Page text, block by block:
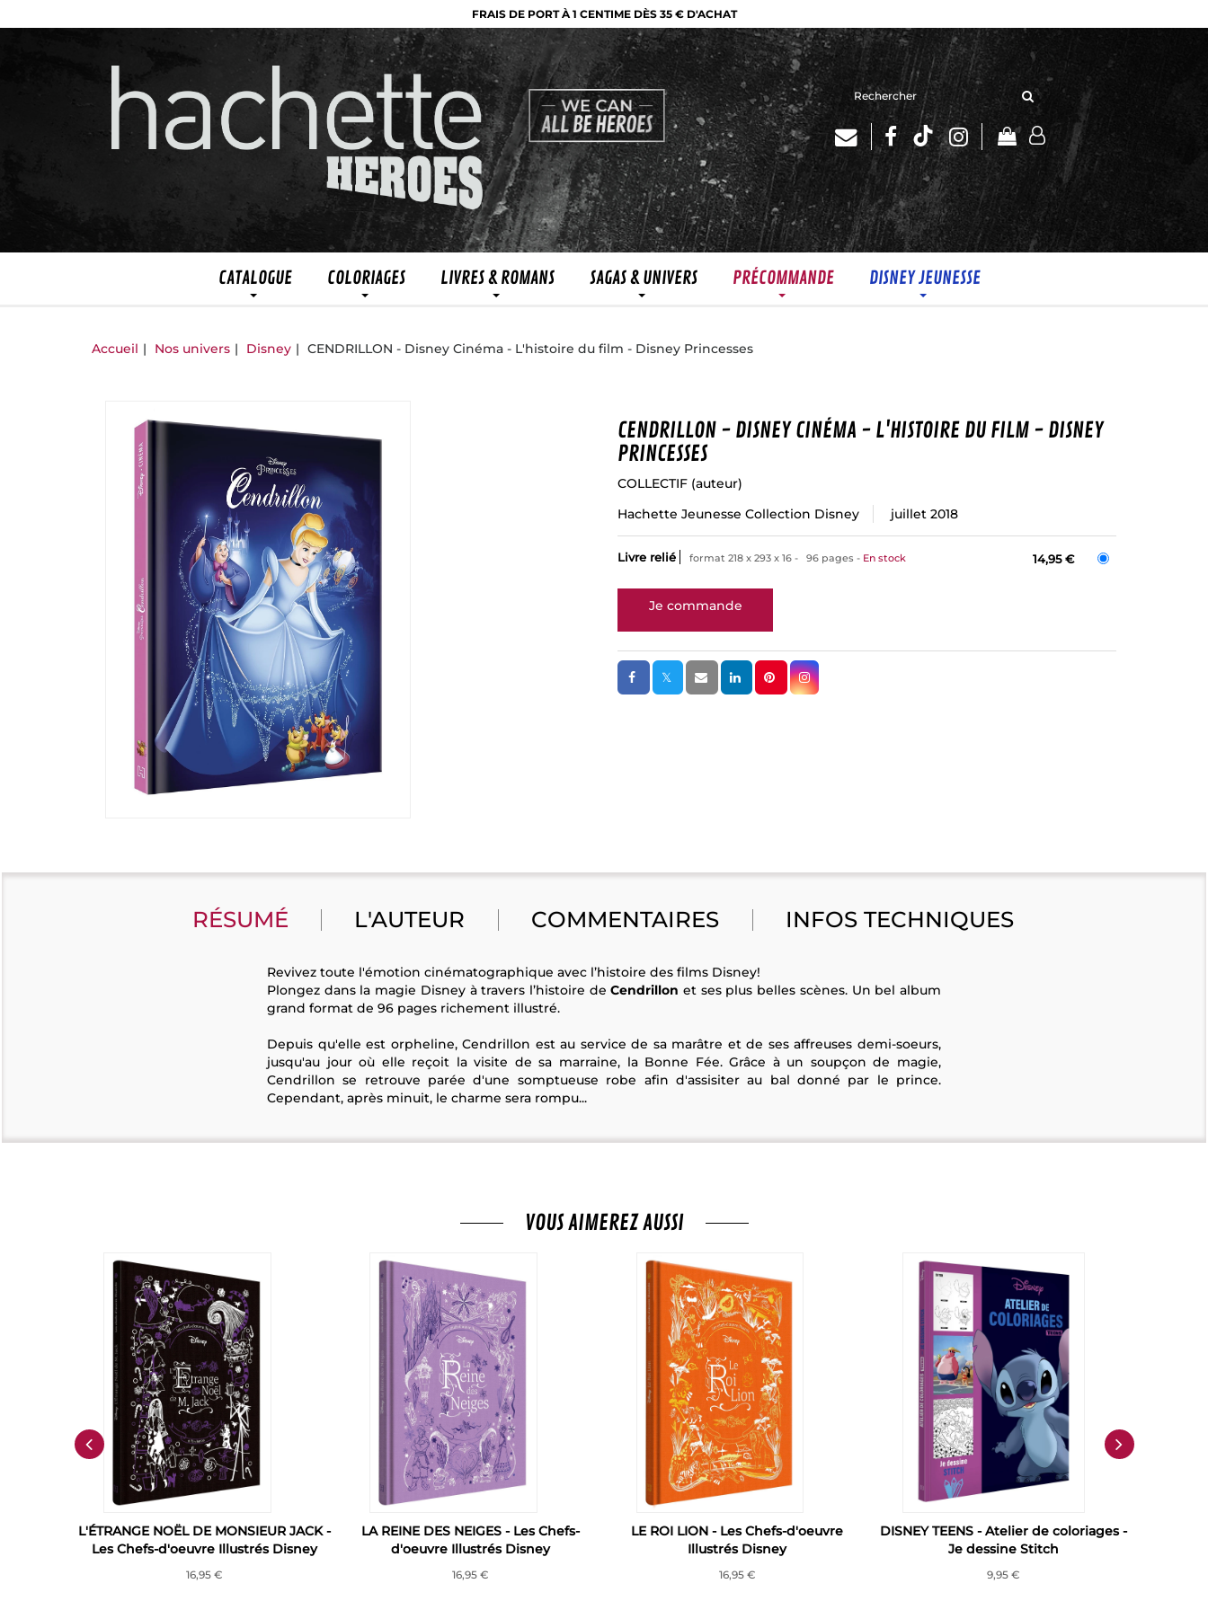
FRAIS DE PORT À 1 CENTIME DÈS 35 € D'ACHAT
Rechercher
site
CATALOGUE COLORIAGES LIVRES & ROMANS SAGAS & UNIVERS PRÉCOMMANDE DISNEY JEUNESSE
Accueil Nos univers Disney CENDRILLON - Disney Cinéma - L'histoire du film - Disney Princesses
CENDRILLON - DISNEY CINÉMA - L'HISTOIRE DU FILM - DISNEY
PRINCESSES
COLLECTIF (auteur)
Hachette Jeunesse Collection Disney
juillet 2018
Livre relié format 218 x 293 x 16 96 pages En stock 14,95 €
RÉSUMÉ L'AUTEUR COMMENTAIRES INFOS TECHNIQUES
Revivez toute l'émotion cinématographique avec l’histoire des films Disney!
Plongez dans la magie Disney à travers l’histoire deCendrillon et ses plus belles scènes. Un bel album
grand format de 96 pages richement illustré.
Depuis qu'elle est orpheline, Cendrillon est au service de sa marâtre et de ses affreuses demi-soeurs,
jusqu'au jour où elle reçoit la visite de sa marraine, la Bonne Fée. Grâce à un soupçon de magie,
Cendrillon se retrouve parée d'une somptueuse robe afin d'assisiter au bal donné par le prince.
Cependant, après minuit, le charme sera rompu...
VOUS AIMEREZ AUSSI
L'ÉTRANGE NOËL DE MONSIEUR JACK -
Les Chefs-d'oeuvre Illustrés Disney
16,95 €
LA REINE DES NEIGES - Les Chefs-
d'oeuvre Illustrés Disney
16,95 €
LE ROI LION - Les Chefs-d'oeuvre
Illustrés Disney
16,95 €
DISNEY TEENS - Atelier de coloriages -
Je dessine Stitch
9,95 €